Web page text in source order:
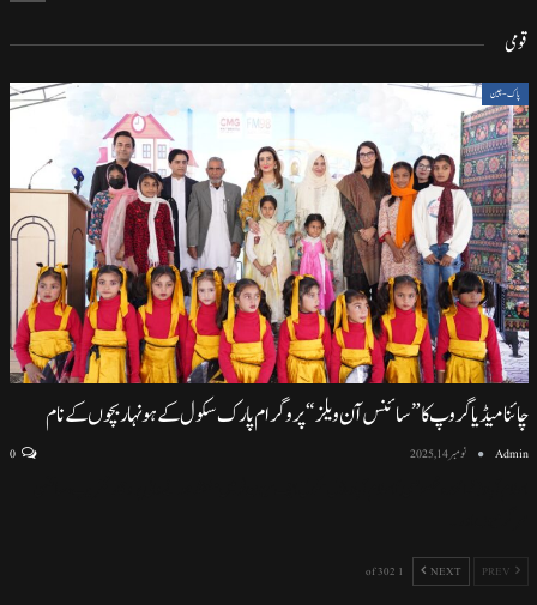
قومی
پاک-چین
چائنا میڈیا گروپ کا ”سائنس آن ویلز“ پروگرام پارک سکول کے ہونہار بچوں کے نام
Admin نومبر 14, 2025 0
NEXT
1 of 302